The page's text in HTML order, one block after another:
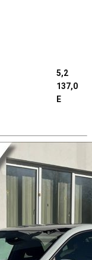
5,2
137,0
E